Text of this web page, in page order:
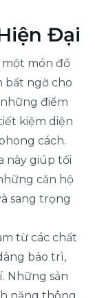
Đại
một món đồ
bất ngờ cho
điểm
kiệm diện
cách.
này giúp tối
căn hộ
sang trọng
từ các chất
bảo trì,
Những sản